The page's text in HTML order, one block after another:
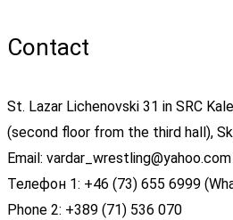
Contact
St. Lazar Lichenovski 31 in SRC Kale
(second floor from the third hall),
Email: vardar_wrestling@yahoo.com
Телефон 1: +46 (73) 655 6999
Phone 2: +389 (71) 536 070